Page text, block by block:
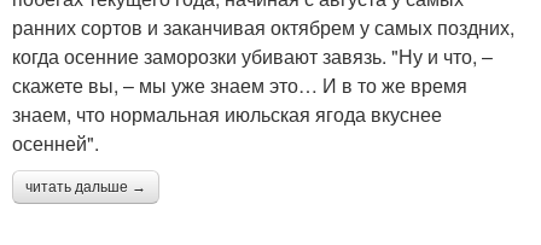
ранних сортов и заканчивая октябрем у самых поздних,
когда осенние заморозки убивают завязь. "Ну и что, –
скажете вы, – мы уже знаем это… И в то же время
знаем, что нормальная июльская ягода вкуснее
осенней".
читать дальше →